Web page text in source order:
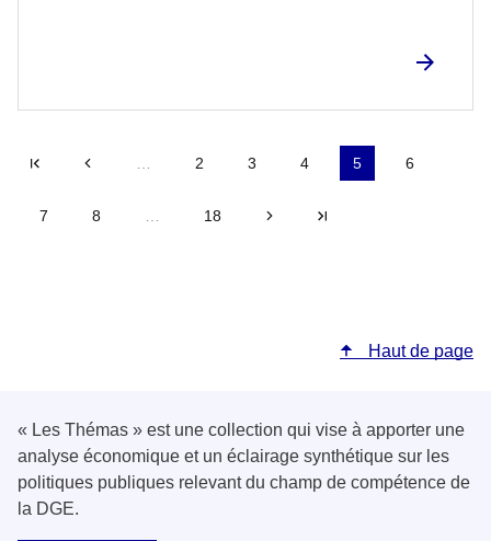
Première page 2 3 4 5 6
7 8 18 Suivant
Haut de page
« Les Thémas » est une collection qui vise à apporter une
analyse économique et un éclairage synthétique sur les
politiques publiques relevant du champ de compétence de
la DGE.